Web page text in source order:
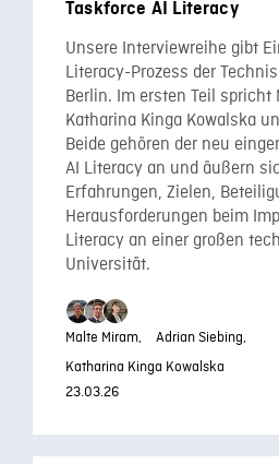
Taskforce AI Literacy
Unsere Interviewreihe gibt
Literacy-Prozess der
Berlin. Im ersten Teil spricht
Katharina Kinga Kowalska
Beide gehören der neu
AI Literacy an und äußern
Erfahrungen, Zielen,
Herausforderungen beim
Literacy an einer großen
Universität.
Malte Miram,
Adrian Siebing,
Katharina Kinga Kowalska
23.03.26